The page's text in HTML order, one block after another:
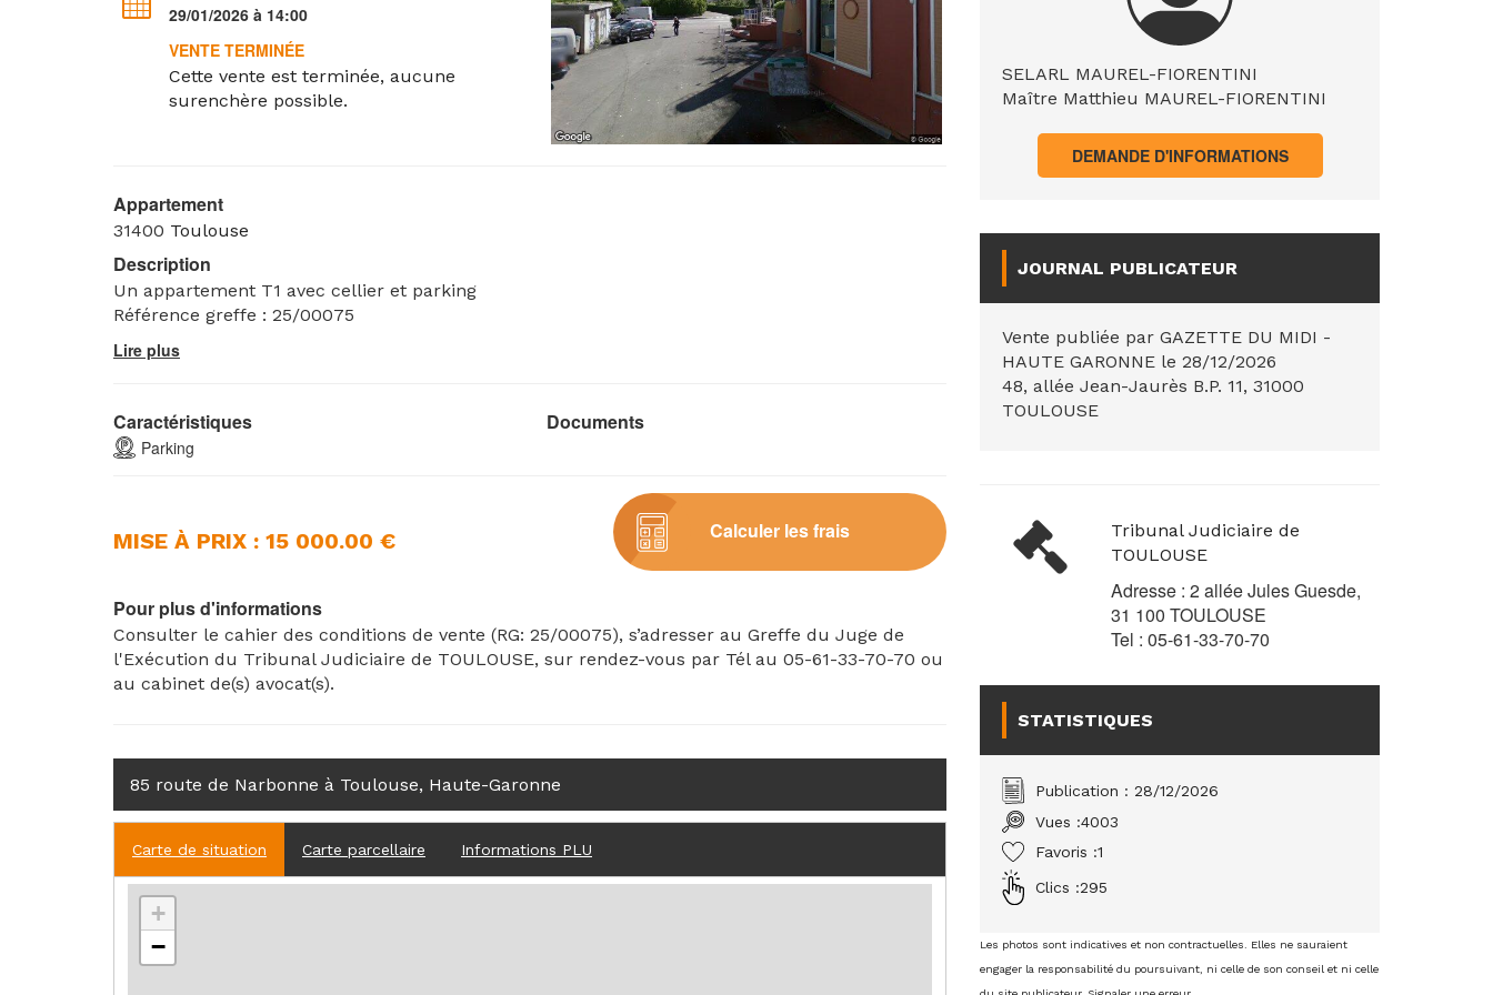
29/01/2026 à 14:00
VENTE TERMINÉE
Cette vente est terminée, aucune
surenchère possible.
Appartement
31400 Toulouse
Description
Un appartement T1 avec cellier et parking
Référence greffe : 25/00075
Caractéristiques
Parking
Documents
MISE À PRIX : 15 000.00 € Calculer les frais
Pour plus d'informations
Consulter le cahier des conditions de vente (RG: 25/00075), s’adresser au Greffe du Juge de
l'Exécution du Tribunal Judiciaire de TOULOUSE, sur rendez-vous par Tél au 05-61-33-70-70 ou
au cabinet de(s) avocat(s).
85 route de Narbonne à Toulouse, Haute-Garonne
Carte de situation Carte parcellaire Informations PLU
+
−
SELARL MAUREL-FIORENTINI
Maître Matthieu MAUREL-FIORENTINI
DEMANDE D'INFORMATIONS
JOURNAL PUBLICATEUR
Vente publiée par GAZETTE DU MIDI -
HAUTE GARONNE le 28/12/2026
48, allée Jean-Jaurès B.P. 11, 31000
TOULOUSE
Tribunal Judiciaire de
TOULOUSE
Adresse : 2 allée Jules Guesde,
31 100 TOULOUSE
Tel : 05-61-33-70-70
STATISTIQUES
Publication : 28/12/2026
Vues :4003
Favoris :1
Clics :295
Les photos sont indicatives et non contractuelles. Elles ne sauraient
engager la responsabilité du poursuivant, ni celle de son conseil et ni celle